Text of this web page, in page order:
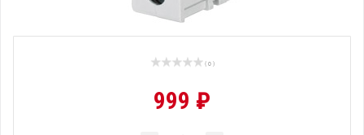
( 0 )
999 ₽